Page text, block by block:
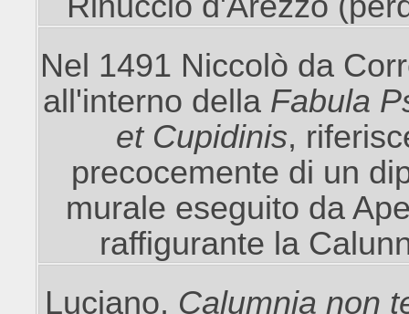
Nel 1491 Niccolò da
all'interno della Fabula
et Cupidinis,
precocemente di un
murale eseguito da
raffigurante la
Luciano, Calumnia non